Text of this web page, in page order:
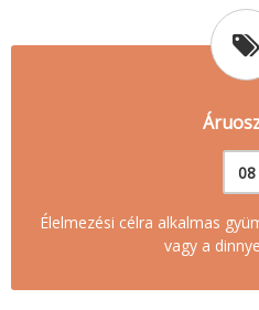
08
Élelmezési célra alkalmas
vagy a